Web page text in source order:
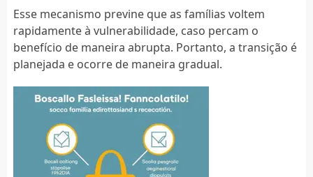
Esse mecanismo previne que as famílias voltem
rapidamente à vulnerabilidade, caso percam o
benefício de maneira abrupta. Portanto, a transição é
planejada e ocorre de maneira gradual.